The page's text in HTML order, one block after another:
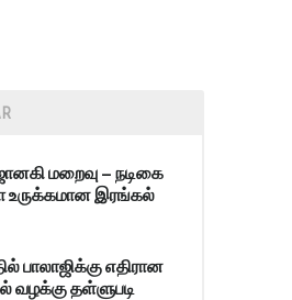
மறைவு – நடிகை
உருக்கமான இரங்கல்
பாலாஜிக்கு எதிரான
வழக்கு தள்ளுபடி